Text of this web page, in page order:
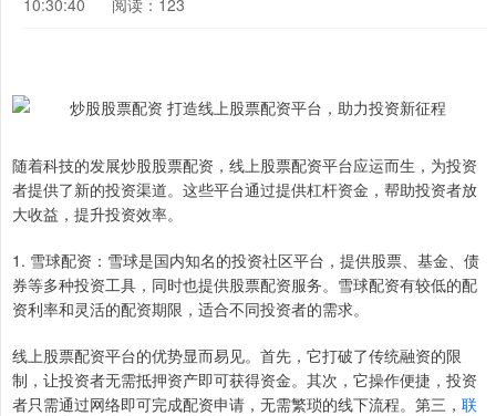
10:30:40
阅读：123
随着科技的发展炒股股票配资，线上股票配资平台应运而生，为投资
者提供了新的投资渠道。这些平台通过提供杠杆资金，帮助投资者放
大收益，提升投资效率。
1. 雪球配资：雪球是国内知名的投资社区平台，提供股票、基金、债
券等多种投资工具，同时也提供股票配资服务。雪球配资有较低的配
资利率和灵活的配资期限，适合不同投资者的需求。
线上股票配资平台的优势显而易见。首先，它打破了传统融资的限
制，让投资者无需抵押资产即可获得资金。其次，它操作便捷，投资
者只需通过网络即可完成配资申请，无需繁琐的线下流程。第三， 联